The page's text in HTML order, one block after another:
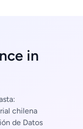
in
chilena
de Datos